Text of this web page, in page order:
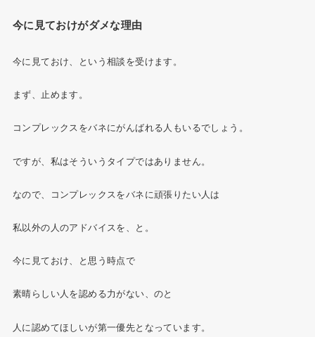
今に見ておけがダメな理由
今に見ておけ、という相談を受けます。
まず、止めます。
コンプレックスをバネにがんばれる人もいるでしょう。
ですが、私はそういうタイプではありません。
なので、コンプレックスをバネに頑張りたい人は
私以外の人のアドバイスを、と。
今に見ておけ、と思う時点で
素晴らしい人を認める力がない、のと
人に認めてほしいが第一優先となっています。